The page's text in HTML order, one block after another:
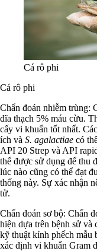
Cá rô phi
Cá rô phi
Chẩn đoán nhiễm trùng:
đĩa thạch 5% máu cừu.
cấy vi khuẩn tốt nhất.
ích và S. agalactiae có
API 20 Strep và API
thể được sử dụng để thu
lúc nào cũng có thể đạt
thống này. Sự xác nhận
tử.
Chẩn đoán sơ bộ: Chẩn
hiện dựa trên bệnh sử và
kỹ thuật kính phếch mẫu
xác định vi khuẩn Gram